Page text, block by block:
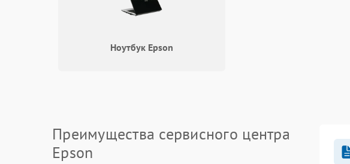
Ноутбук Epson
Преимущества сервисного центра
Epson